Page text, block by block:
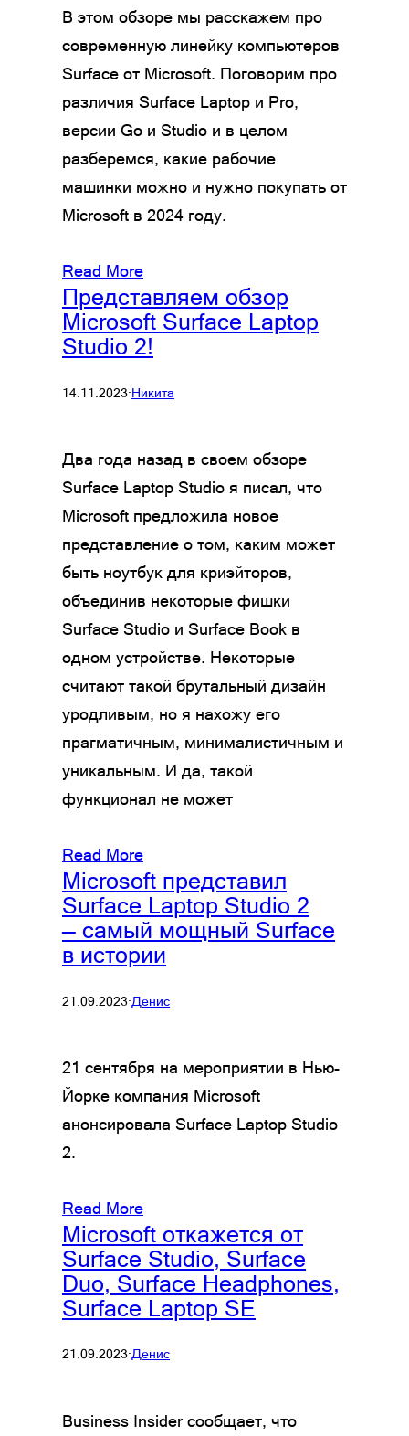
В этом обзоре мы расскажем про
современную линейку компьютеров
Surface от Microsoft. Поговорим про
различия Surface Laptop и Pro,
версии Go и Studio и в целом
разберемся, какие рабочие
машинки можно и нужно покупать от
Microsoft в 2024 году.
Read More
Представляем обзор
Microsoft Surface Laptop
Studio 2!
14.11.2023·Никита
Два года назад в своем обзоре
Surface Laptop Studio я писал, что
Microsoft предложила новое
представление о том, каким может
быть ноутбук для криэйторов,
объединив некоторые фишки
Surface Studio и Surface Book в
одном устройстве. Некоторые
считают такой брутальный дизайн
уродливым, но я нахожу его
прагматичным, минималистичным и
уникальным. И да, такой
функционал не может
Read More
Microsoft представил
Surface Laptop Studio 2
— самый мощный Surface
в истории
21.09.2023·Денис
21 сентября на мероприятии в Нью-
Йорке компания Microsoft
анонсировала Surface Laptop Studio
2.
Read More
Microsoft откажется от
Surface Studio, Surface
Duo, Surface Headphones,
Surface Laptop SE
21.09.2023·Денис
Business Insider сообщает, что